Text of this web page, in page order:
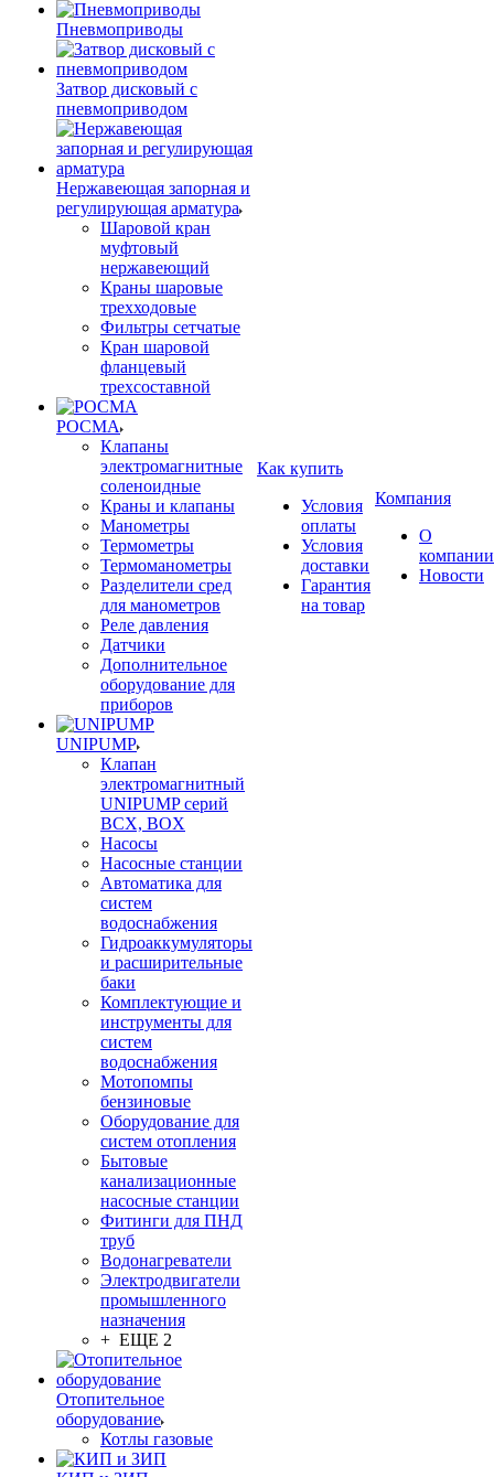
Пневмоприводы
Затвор дисковый с
пневмоприводом
Нержавеющая запорная и
регулирующая арматура
Шаровой кран
муфтовый
нержавеющий
Краны шаровые
трехходовые
Фильтры сетчатые
Кран шаровой
фланцевый
трехсоставной
РОСМА
Клапаны
электромагнитные
соленоидные
Краны и клапаны
Манометры
Термометры
Термоманометры
Разделители сред
для манометров
Реле давления
Датчики
Дополнительное
оборудование для
приборов
UNIPUMP
Клапан
электромагнитный
UNIPUMP серий
BCX, BOX
Насосы
Насосные станции
Автоматика для
систем
водоснабжения
Гидроаккумуляторы
и расширительные
баки
Комплектующие и
инструменты для
систем
водоснабжения
Мотопомпы
бензиновые
Оборудование для
систем отопления
Бытовые
канализационные
насосные станции
Фитинги для ПНД
труб
Водонагреватели
Электродвигатели
промышленного
назначения
+ ЕЩЕ 2
Отопительное
оборудование
Котлы газовые
Как купить
Условия
оплаты
Условия
доставки
Гарантия
на товар
Компания
О
компании
Новости